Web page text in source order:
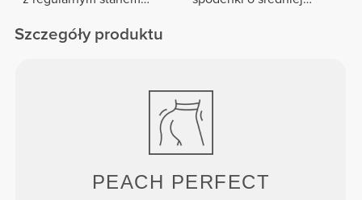
Szczegóły produktu
PEACH PERFECT